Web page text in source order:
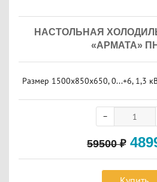
НАСТОЛЬНАЯ
«АРМАТА»
Размер 1500x850x650, 0...+6, 1,3
59500₽